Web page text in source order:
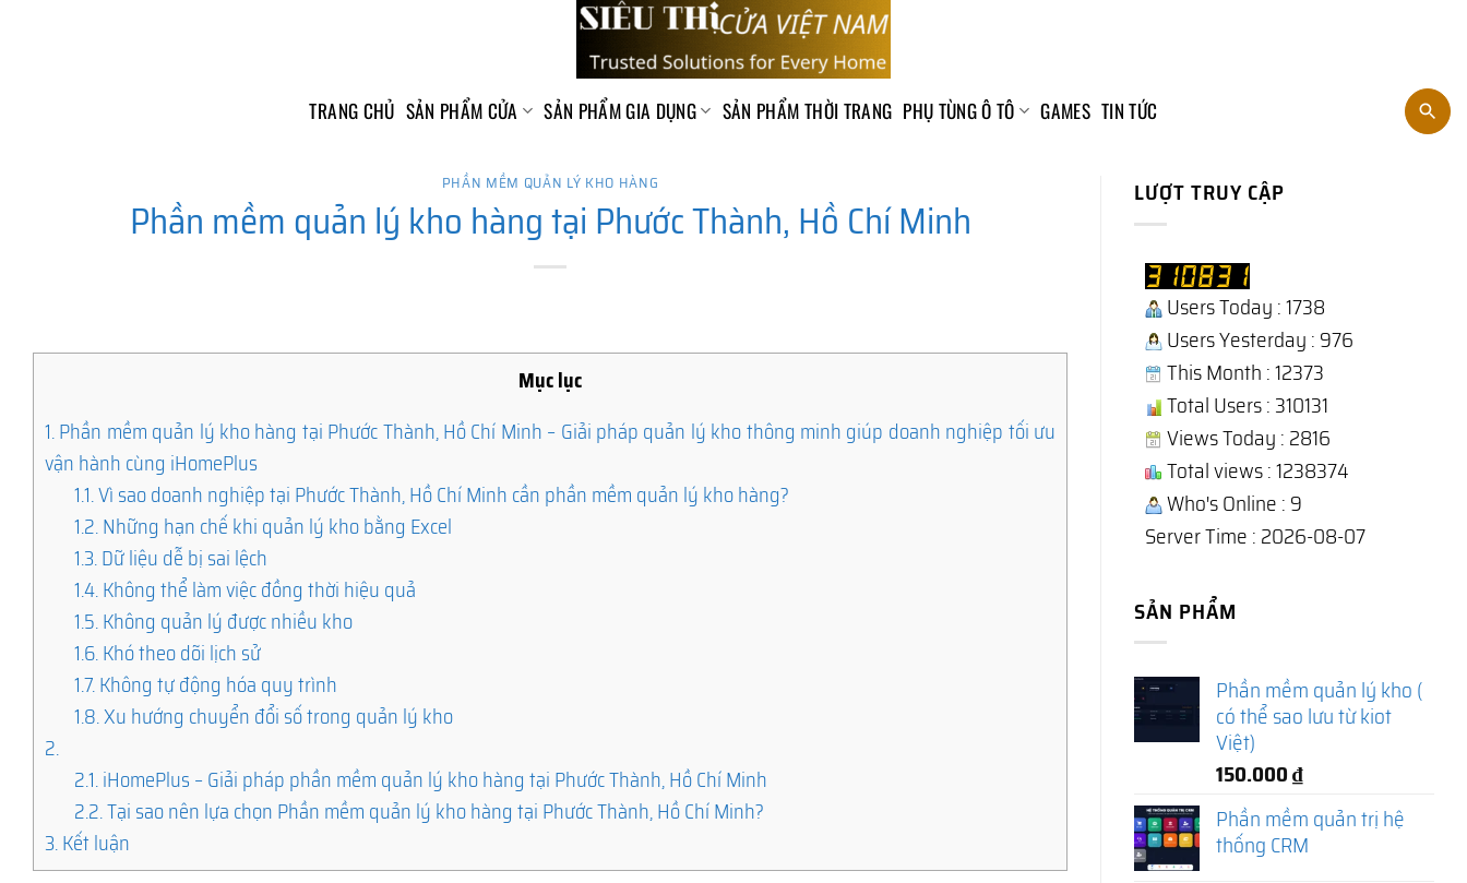
TRANG CHỦ SẢN PHẨM CỬA SẢN PHẨM GIA DỤNG SẢN PHẨM THỜI TRANG PHỤ TÙNG Ô TÔ GAMES TIN TỨC
PHẦN MỀM QUẢN LÝ KHO HÀNG
Phần mềm quản lý kho hàng tại Phước Thành, Hồ Chí Minh
Mục lục
1.Phần mềm quản lý kho hàng tại Phước Thành, Hồ Chí Minh – Giải pháp quản lý kho thông minh giúp doanh nghiệp tối ưu
vận hành cùng iHomePlus
1.1.Vì sao doanh nghiệp tại Phước Thành, Hồ Chí Minh cần phần mềm quản lý kho hàng?
1.2.Những hạn chế khi quản lý kho bằng Excel
1.3.Dữ liệu dễ bị sai lệch
1.4.Không thể làm việc đồng thời hiệu quả
1.5.Không quản lý được nhiều kho
1.6.Khó theo dõi lịch sử
1.7.Không tự động hóa quy trình
1.8.Xu hướng chuyển đổi số trong quản lý kho
2.
2.1.iHomePlus – Giải pháp phần mềm quản lý kho hàng tại Phước Thành, Hồ Chí Minh
2.2.Tại sao nên lựa chọn Phần mềm quản lý kho hàng tại Phước Thành, Hồ Chí Minh?
3.Kết luận
LƯỢT TRUY CẬP
Users Today : 1738
Users Yesterday : 976
This Month : 12373
Total Users : 310131
Views Today : 2816
Total views : 1238374
Who's Online : 9
Server Time : 2026-08-07
SẢN PHẨM
Phần mềm quản lý kho (
có thể sao lưu từ kiot
Việt)
150.000₫
Phần mềm quản trị hệ
thống CRM